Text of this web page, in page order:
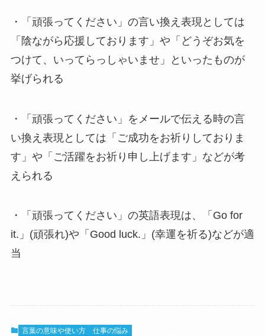
・「頑張ってください」の言い換え表現としては
「陰ながら応援しております」や「どうぞお気を
つけて、いってらっしゃいませ」といったものが
挙げられる
・「頑張ってください」をメールで伝える時の言
い換え表現としては「ご成功をお祈りしておりま
す」や「ご活躍をお祈り申し上げます」などが考
えられる
・「頑張ってください」の英語表現は、「Go for
it.」(頑張れ)や「Good luck.」(幸運を祈る)などが適
当
言葉の意味や使い方
仕事の悩み